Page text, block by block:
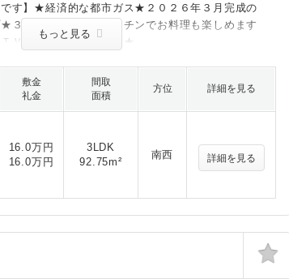
す】★経済的な都市ガス★２０２６年３月完成の
３口ガスコンロ付キッチンでお料理も楽しめます
Ｖインターフォン完備★
もっと見る
敷金
礼金
間取
面積
方位 詳細を見る
16.0万円
16.0万円
3LDK
92.75m²
南西 詳細を見る